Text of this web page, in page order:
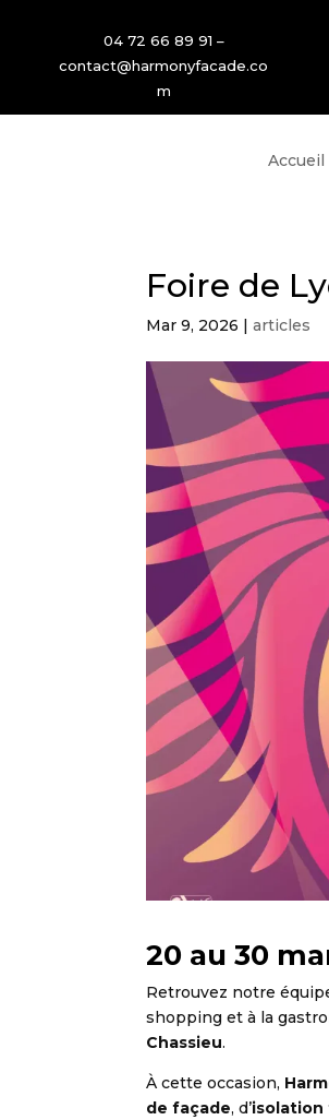
04 72 66 89 91 –
contact@harmonyfacade.co
m
Accueil
Foire de
Mar 9, 2026 |articles
20 au 30
Retrouvez notre
shopping et à la
Chassieu.
À cette occasion,
de façade, d’isolation